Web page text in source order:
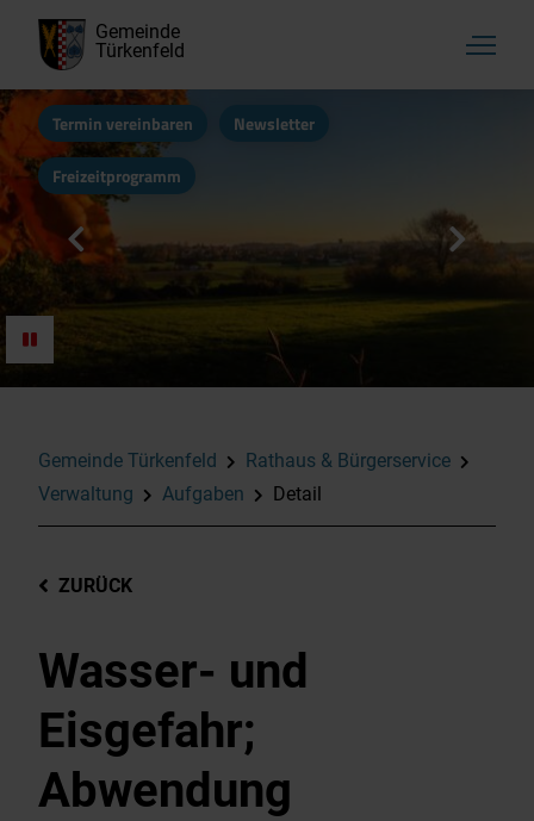
Gemeinde
Türkenfeld
Termin vereinbaren Newsletter
Freizeitprogramm
Gemeinde Türkenfeld
Rathaus & Bürgerservice
Verwaltung
Aufgaben Detail
ZURÜCK
Wasser- und
Eisgefahr;
Abwendung